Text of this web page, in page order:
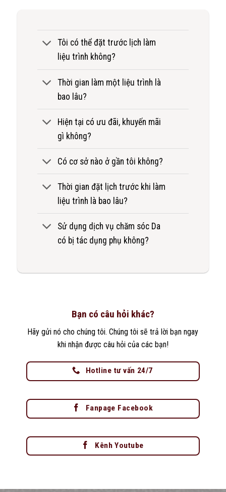
Tôi có thể đặt trước lịch làm
liệu trình không?
Thời gian làm một liệu trình là
bao lâu?
Hiện tại có ưu đãi, khuyến mãi
gì không?
Có cơ sở nào ở gần tôi không?
Thời gian đặt lịch trước khi làm
liệu trình là bao lâu?
Sử dụng dịch vụ chăm sóc Da
có bị tác dụng phụ không?
Bạn có câu hỏi khác?
Hãy gửi nó cho chúng tôi. Chúng tôi sẽ trả lời bạn ngay
khi nhận được câu hỏi của các bạn!
Hotline tư vấn 24/7
Fanpage Facebook
Kênh Youtube